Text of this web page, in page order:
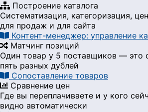
Построение каталога
Систематизация, категоризация,
для продаж и для сайта
Контент-менеджер: управление
Матчинг позиций
Один товар у 5 поставщиков — это
пять разных дублей
Сопоставление товаров
Сравнение цен
Где вы переплачиваете и у кого
видно автоматически